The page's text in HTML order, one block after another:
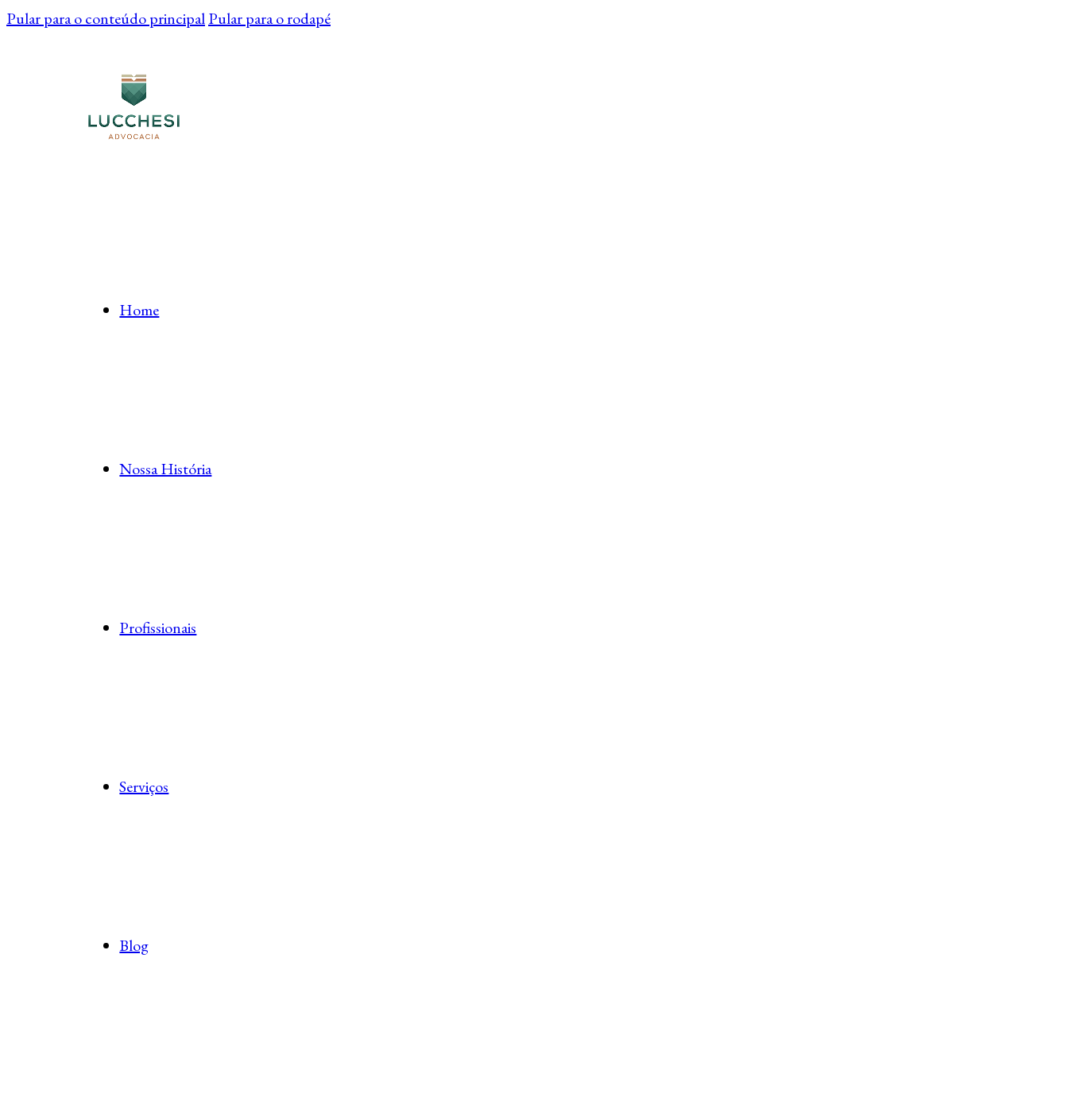
Pular para o conteúdo principalPular para o rodapé
Home
Nossa História
Profissionais
Serviços
Blog